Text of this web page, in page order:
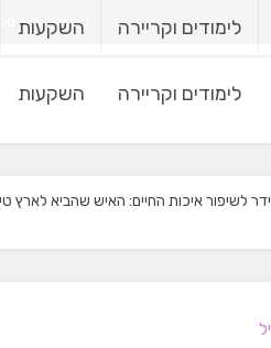
לימודים וקריירה השקעות
בריאות ולייף
לימודים וקריירה השקעות
לשיפור איכות החיים: האיש שהביא לארץ